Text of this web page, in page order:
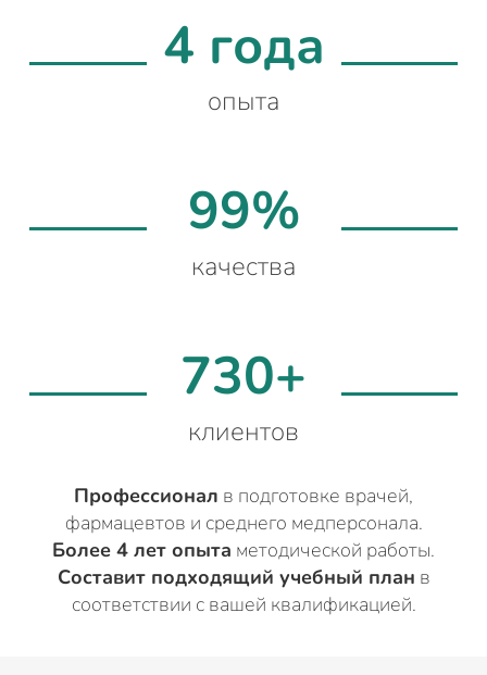
4 года
опыта
99%
качества
730+
клиентов
Профессионал в подготовке врачей,
фармацевтов и среднего медперсонала.
Более 4 лет опыта методической работы.
Составит подходящий учебный план в
соответствии с вашей квалификацией.